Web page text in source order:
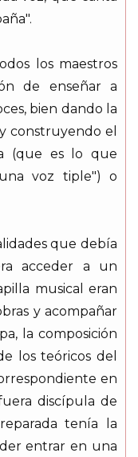
los maestros
de enseñar a
bien dando la
construyendo el
(que es lo que
voz tiple") o
que debía
acceder a un
musical eran
y acompañar
la composición
los teóricos del
en
discípula de
tenía la
entrar en una